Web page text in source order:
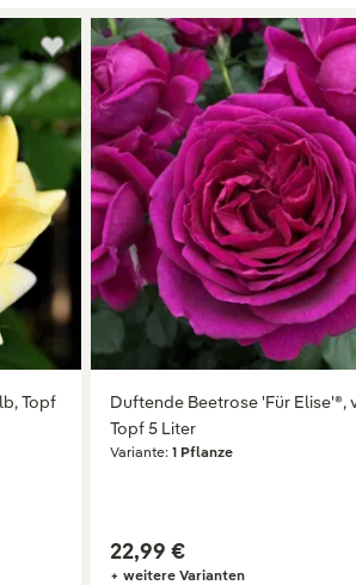
Topf
Duftende Beetrose 'Für Elise'®,
Topf 5 Liter
Variante: 1 Pflanze
22,99 €
+ weitere Varianten